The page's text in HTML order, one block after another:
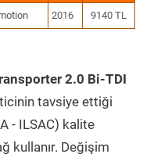
2016 9140 TL
2.0 Bi-TDI
tavsiye ettiği
- ILSAC) kalite
kullanır. Değişim